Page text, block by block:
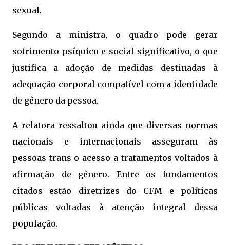
sexual.
Segundo a ministra, o quadro pode gerar
sofrimento psíquico e social significativo, o que
justifica a adoção de medidas destinadas à
adequação corporal compatível com a identidade
de gênero da pessoa.
A relatora ressaltou ainda que diversas normas
nacionais e internacionais asseguram às
pessoas trans o acesso a tratamentos voltados à
afirmação de gênero. Entre os fundamentos
citados estão diretrizes do CFM e políticas
públicas voltadas à atenção integral dessa
população.